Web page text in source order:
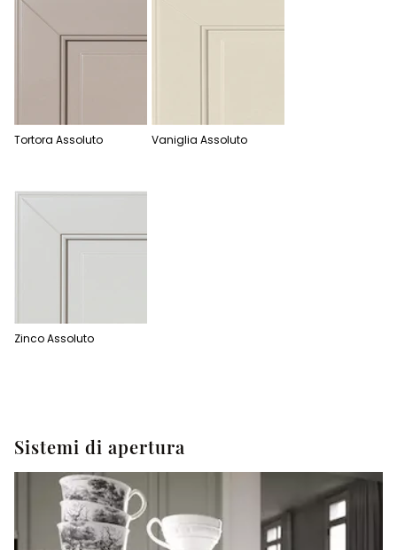
Tortora Assoluto Vaniglia Assoluto
Zinco Assoluto
Sistemi di apertura